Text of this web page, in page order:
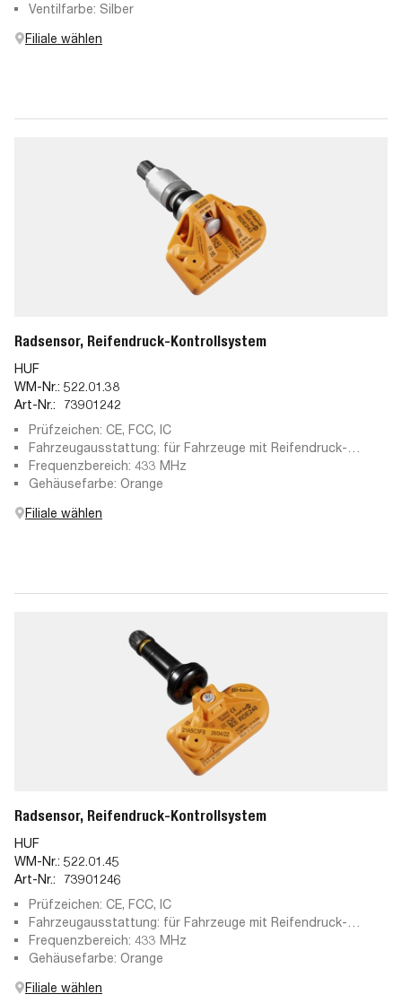
Ventilfarbe: Silber
Filiale wählen
Radsensor, Reifendruck-Kontrollsystem
HUF
WM-Nr.: 522.01.38
Art-Nr.:
73901242
Prüfzeichen: CE, FCC, IC
Fahrzeugausstattung: für Fahrzeuge mit Reifendruck-
Kontrollsystem
Frequenzbereich: 433 MHz
Gehäusefarbe: Orange
Filiale wählen
Radsensor, Reifendruck-Kontrollsystem
HUF
WM-Nr.: 522.01.45
Art-Nr.:
73901246
Prüfzeichen: CE, FCC, IC
Fahrzeugausstattung: für Fahrzeuge mit Reifendruck-
Kontrollsystem
Frequenzbereich: 433 MHz
Gehäusefarbe: Orange
Filiale wählen